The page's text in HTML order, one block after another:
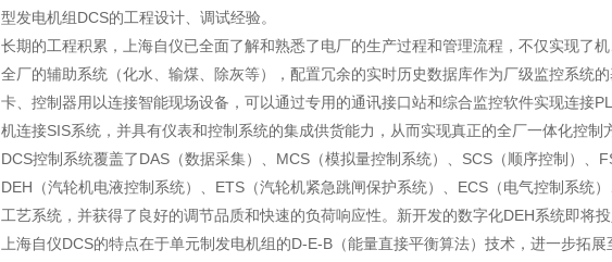
型发电机组DCS的工程设计、调试经验。
长期的工程积累，上海自仪已全面了解和熟悉了电厂的生产过程和管理流程，不仅实现了
全厂的辅助系统（化水、输煤、除灰等），配置冗余的实时历史数据库作为厂级监控系统
卡、控制器用以连接智能现场设备，可以通过专用的通讯接口站和综合监控软件实现连接
机连接SIS系统，并具有仪表和控制系统的集成供货能力，从而实现真正的全厂一体化控制
DCS控制系统覆盖了DAS（数据采集）、MCS（模拟量控制系统）、SCS（顺序控制）、
DEH（汽轮机电液控制系统）、ETS（汽轮机紧急跳闸保护系统）、ECS（电气控制系统
工艺系统，并获得了良好的调节品质和快速的负荷响应性。新开发的数字化DEH系统即将
上海自仪DCS的特点在于单元制发电机组的D-E-B（能量直接平衡算法）技术，进一步拓